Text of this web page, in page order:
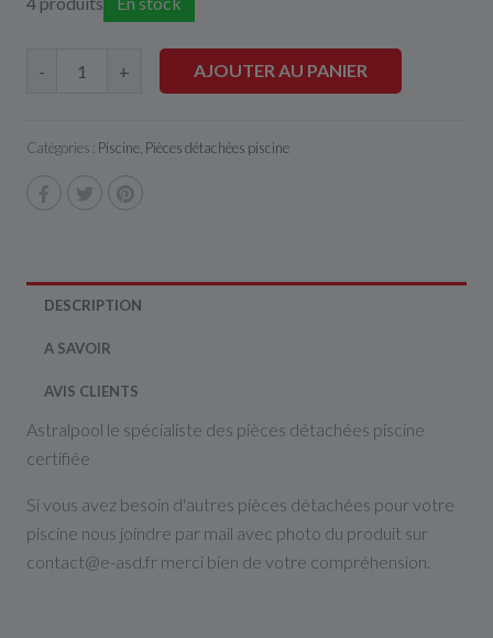
- + AJOUTER AU PANIER
Catégories : Piscine, Pièces détachées piscine
DESCRIPTION
A SAVOIR
AVIS CLIENTS
Astralpool le spécialiste des pièces détachées piscine
certifiée
Si vous avez besoin d'autres pièces détachées pour votre
piscine nous joindre par mail avec photo du produit sur
contact@e-asd.fr merci bien de votre compréhension.